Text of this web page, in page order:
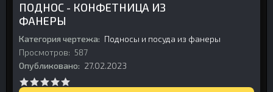
ПОДНОС - КОНФЕТНИЦА ИЗ
ФАНЕРЫ
Категория чертежа: Подносы и посуда из фанеры
Просмотров: 587
Опубликовано: 27.02.2023